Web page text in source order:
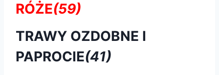
RÓŻE(59)
TRAWY OZDOBNE I
PAPROCIE(41)